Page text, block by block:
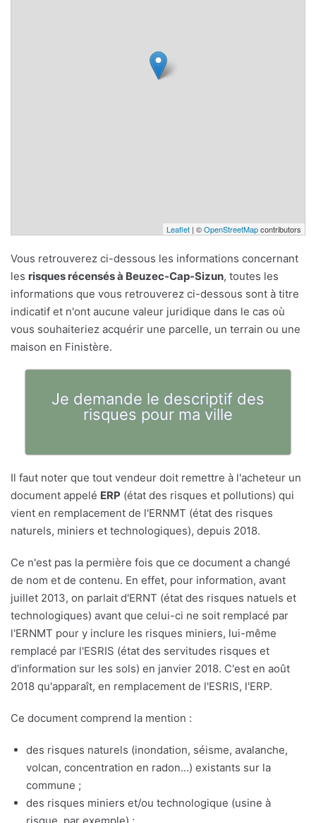
Leaflet | ©OpenStreetMapcontributors
Vous retrouverez ci-dessous les informations concernant
les risques récensés à Beuzec-Cap-Sizun, toutes les
informations que vous retrouverez ci-dessous sont à titre
indicatif et n'ont aucune valeur juridique dans le cas où
vous souhaiteriez acquérir une parcelle, un terrain ou une
maison en Finistère.
Je demande le descriptif des
risques pour ma ville
Il faut noter que tout vendeur doit remettre à l'acheteur un
document appelé ERP (état des risques et pollutions) qui
vient en remplacement de l'ERNMT (état des risques
naturels, miniers et technologiques), depuis 2018.
Ce n'est pas la permière fois que ce document a changé
de nom et de contenu. En effet, pour information, avant
juillet 2013, on parlait d'ERNT (état des risques natuels et
technologiques) avant que celui-ci ne soit remplacé par
l'ERNMT pour y inclure les risques miniers, lui-même
remplacé par l'ESRIS (état des servitudes risques et
d'information sur les sols) en janvier 2018. C'est en août
2018 qu'apparaît, en remplacement de l'ESRIS, l'ERP.
Ce document comprend la mention :
des risques naturels (inondation, séisme, avalanche,
volcan, concentration en radon...) existants sur la
commune ;
des risques miniers et/ou technologique (usine à